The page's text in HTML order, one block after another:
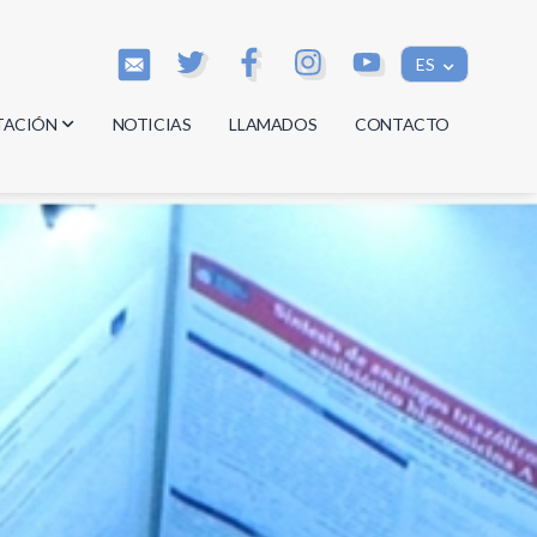
ES
NOTICIAS LLAMADOS CONTACTO